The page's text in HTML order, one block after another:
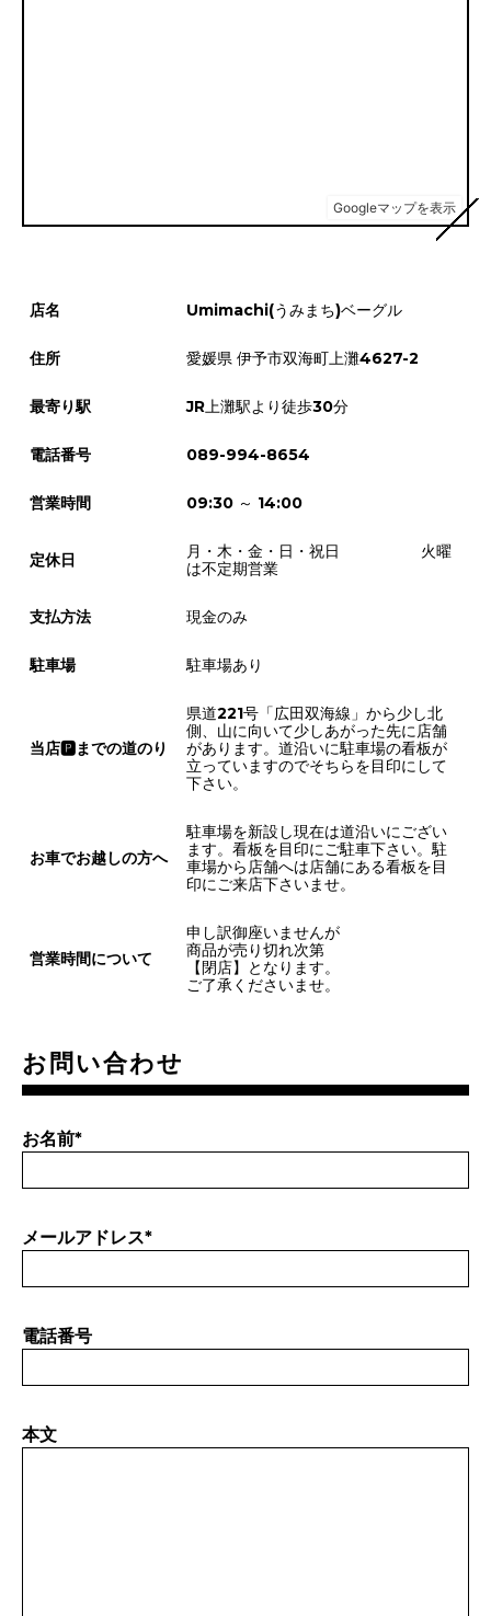
店名 Umimachi(うみまち)ベーグル
住所 愛媛県 伊予市双海町上灘4627-2
最寄り駅 JR上灘駅より徒歩30分
電話番号 089-994-8654
営業時間 09:30 ～ 14:00
定休日
月・木・金・日・祝日 火曜
は不定期営業
支払方法 現金のみ
駐車場 駐車場あり
当店🅿までの道のり
県道221号「広田双海線」から少し北
側、山に向いて少しあがった先に店舗
があります。道沿いに駐車場の看板が
立っていますのでそちらを目印にして
下さい。
お車でお越しの方へ
駐車場を新設し現在は道沿いにござい
ます。看板を目印にご駐車下さい。駐
車場から店舗へは店舗にある看板を目
印にご来店下さいませ。
営業時間について
申し訳御座いませんが
商品が売り切れ次第
【閉店】となります。
ご了承くださいませ。
お問い合わせ
お名前*
メールアドレス*
電話番号
本文